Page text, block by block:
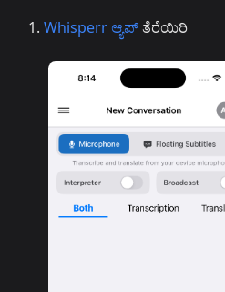
Whisperr ಆ್ಯಪ್ತೆರೆಯಿರಿ